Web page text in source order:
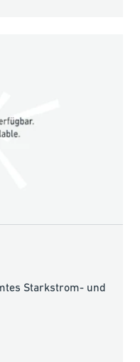
Starkstrom- und